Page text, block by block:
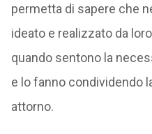
permetta di sapere che
ideato e realizzato da
quando sentono la
e lo fanno condividendo
attorno.